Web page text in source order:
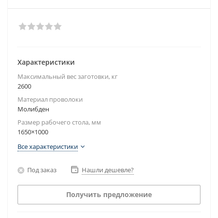
Характеристики
Максимальный вес заготовки, кг
2600
Материал проволоки
Молибден
Размер рабочего стола, мм
1650×1000
Все характеристики
Под заказ Нашли дешевле?
Получить предложение